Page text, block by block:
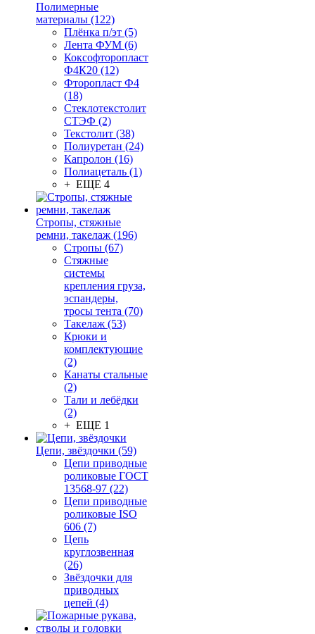
Полимерные
материалы (122)
Плёнка п/эт (5)
Лента ФУМ (6)
Коксофторопласт
Ф4К20 (12)
Фторопласт Ф4
(18)
Стеклотекстолит
СТЭФ (2)
Текстолит (38)
Полиуретан (24)
Капролон (16)
Полиацеталь (1)
+ ЕЩЕ 4
Стропы, стяжные
ремни, такелаж (196)
Стропы (67)
Стяжные
системы
крепления груза,
эспандеры,
тросы тента (70)
Такелаж (53)
Крюки и
комплектующие
(2)
Канаты стальные
(2)
Тали и лебёдки
(2)
+ ЕЩЕ 1
Цепи, звёздочки (59)
Цепи приводные
роликовые ГОСТ
13568-97 (22)
Цепи приводные
роликовые ISO
606 (7)
Цепь
круглозвенная
(26)
Звёздочки для
приводных
цепей (4)